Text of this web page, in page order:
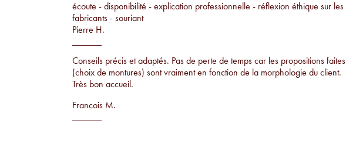
écoute - disponibilité - explication professionnelle - réflexion éthique sur les
fabricants - souriant
Pierre H.
Conseils précis et adaptés. Pas de perte de temps car les propositions faites
(choix de montures) sont vraiment en fonction de la morphologie du client.
Très bon accueil.
Francois M.